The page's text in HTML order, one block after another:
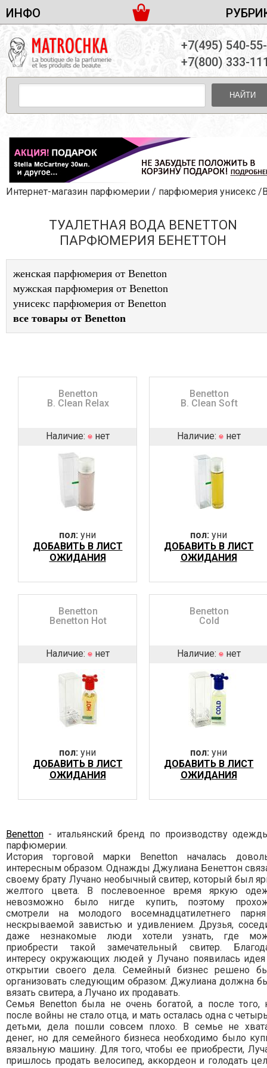
ИНФО
ДОСТАВКА И ОПЛАТА
ПАРТНЕРСТВО
КОНТАКТЫ
ЖЕНСКАЯ ПАРФЮМЕРИЯ
МУЖСКАЯ ПАРФЮМЕРИЯ
УНИСЕКС ПАРФЮМЕРИЯ
ЖЕНСКИЕ НАБОРЫ
МУЖСКИЕ НАБОРЫ
УНИСЕКС НАБОРЫ
УХОД ЗА ЛИЦОМ
УХОД ЗА ТЕЛОМ
ДЕКОРАТИВНАЯ КОСМЕТИКА
+7(495) 540-
+7(800) 333-
НАЙТИ
Интернет-магазин парфюмерии / парфюмерия унисекс /
ТУАЛЕТНАЯ ВОДА BENETTON
ПАРФЮМЕРИЯ БЕНЕТТОН
женская парфюмерия от Benetton
мужская парфюмерия от Benetton
унисекс парфюмерия от Benetton
все товары от Benetton
Benetton
B. Clean Relax
Наличие: нет
пол: уни
ДОБАВИТЬ В ЛИСТ
ОЖИДАНИЯ
Benetton
B. Clean Soft
Наличие: нет
пол: уни
ДОБАВИТЬ В ЛИСТ
ОЖИДАНИЯ
Benetton
Benetton Hot
Наличие: нет
пол: уни
ДОБАВИТЬ В ЛИСТ
ОЖИДАНИЯ
Benetton
Cold
Наличие: нет
пол: уни
ДОБАВИТЬ В ЛИСТ
ОЖИДАНИЯ
Benetton - итальянский бренд по производству
парфюмерии.
История торговой марки Benetton началась
интересным образом. Однажды Джулиана Бенеттон
своему брату Лучано необычный свитер, который был
желтого цвета. В послевоенное время яркую
невозможно было нигде купить, поэтому
смотрели на молодого восемнадцатилетнего
нескрываемой завистью и удивлением. Друзья,
даже незнакомые люди хотели узнать, где
приобрести такой замечательный свитер.
интересу окружающих людей у Лучано появилась
открытии своего дела. Семейный бизнес решено
организовать следующим образом: Джулиана должна
вязать свитера, а Лучано их продавать.
Семья Benetton была не очень богатой, а после того,
после войны не стало отца, и мать осталась одна с
детьми, дела пошли совсем плохо. В семье не
денег, но для семейного бизнеса необходимо было
вязальную машину. Для того, чтобы ее приобрести,
пришлось продать велосипед, аккордеон и голодать